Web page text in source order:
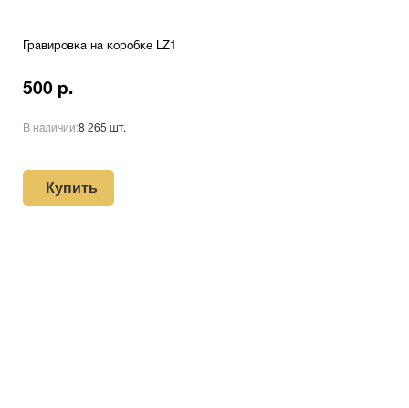
Гравировка на коробке LZ1
500 р.
В наличии:8 265 шт.
Купить